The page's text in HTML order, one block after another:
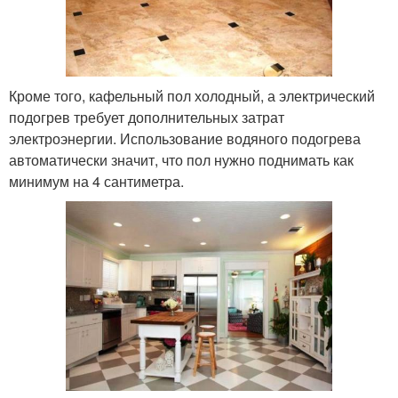
Кроме того, кафельный пол холодный, а электрический
подогрев требует дополнительных затрат
электроэнергии. Использование водяного подогрева
автоматически значит, что пол нужно поднимать как
минимум на 4 сантиметра.